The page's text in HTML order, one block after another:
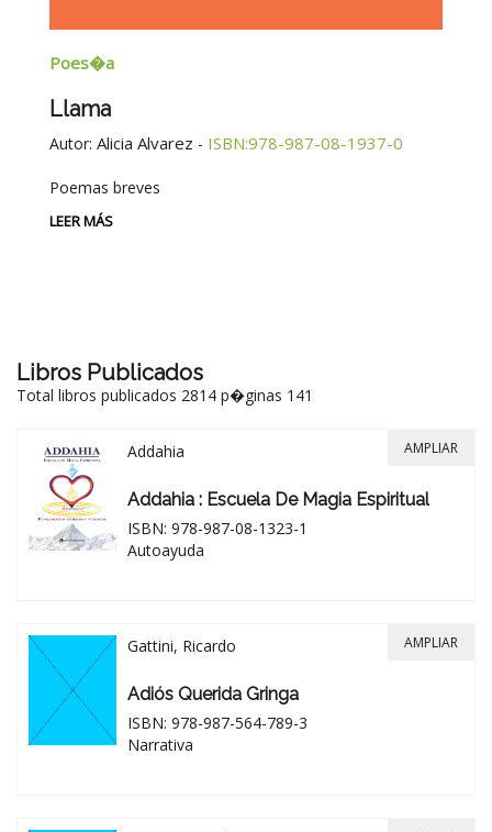
Poes�a
Llama
Autor: Alicia Alvarez - ISBN:978-987-08-1937-0
Poemas breves
LEER MÁS
Libros Publicados
Total libros publicados 2814 p�ginas 141
Addahia
Addahia : Escuela De Magia Espiritual
ISBN: 978-987-08-1323-1
Autoayuda
AMPLIAR
Gattini, Ricardo
Adiós Querida Gringa
ISBN: 978-987-564-789-3
Narrativa
AMPLIAR